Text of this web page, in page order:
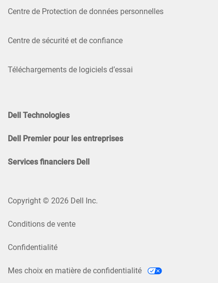
Centre de Protection de données personnelles
Centre de sécurité et de confiance
Téléchargements de logiciels d’essai
Dell Technologies
Dell Premier pour les entreprises
Services financiers Dell
Copyright © 2026 Dell Inc.
Conditions de vente
Confidentialité
Mes choix en matière de confidentialité